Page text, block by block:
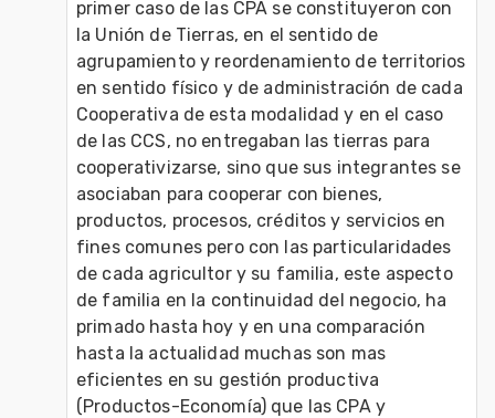
primer caso de las CPA se constituyeron con
la Unión de Tierras, en el sentido de
agrupamiento y reordenamiento de territorios
en sentido físico y de administración de cada
Cooperativa de esta modalidad y en el caso
de las CCS, no entregaban las tierras para
cooperativizarse, sino que sus integrantes se
asociaban para cooperar con bienes,
productos, procesos, créditos y servicios en
fines comunes pero con las particularidades
de cada agricultor y su familia, este aspecto
de familia en la continuidad del negocio, ha
primado hasta hoy y en una comparación
hasta la actualidad muchas son mas
eficientes en su gestión productiva
(Productos-Economía) que las CPA y